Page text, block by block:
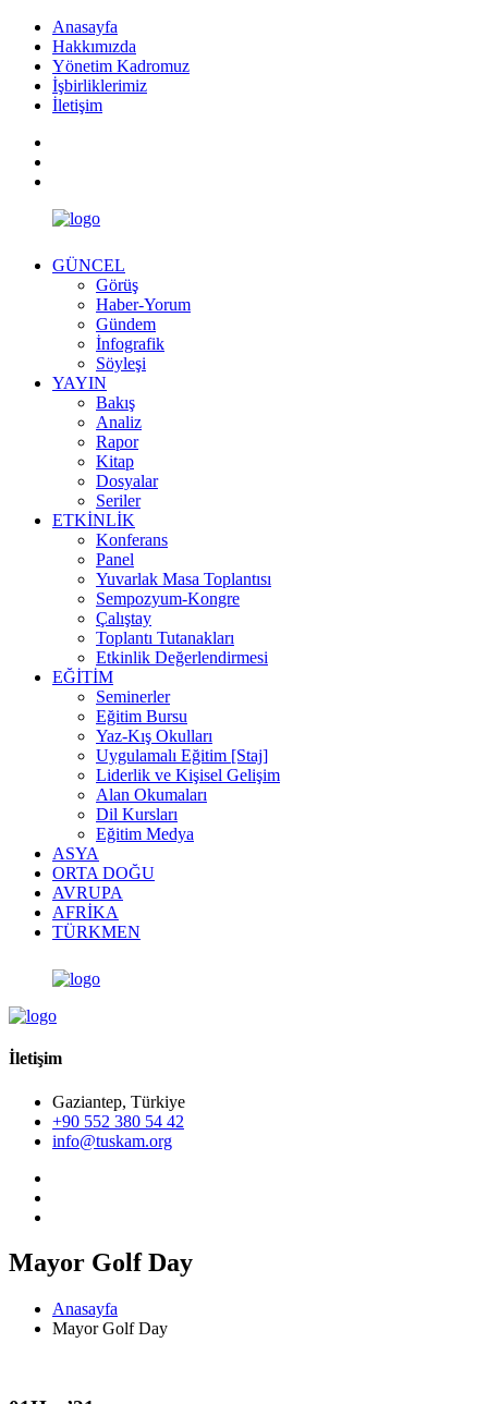
Anasayfa
Hakkımızda
Yönetim Kadromuz
İşbirliklerimiz
İletişim
GÜNCEL
Görüş
Haber-Yorum
Gündem
İnfografik
Söyleşi
YAYIN
Bakış
Analiz
Rapor
Kitap
Dosyalar
Seriler
ETKİNLİK
Konferans
Panel
Yuvarlak Masa Toplantısı
Sempozyum-Kongre
Çalıştay
Toplantı Tutanakları
Etkinlik Değerlendirmesi
EĞİTİM
Seminerler
Eğitim Bursu
Yaz-Kış Okulları
Uygulamalı Eğitim [Staj]
Liderlik ve Kişisel Gelişim
Alan Okumaları
Dil Kursları
Eğitim Medya
ASYA
ORTA DOĞU
AVRUPA
AFRİKA
TÜRKMEN
İletişim
Gaziantep, Türkiye
+90 552 380 54 42
info@tuskam.org
Mayor Golf Day
Anasayfa
Mayor Golf Day